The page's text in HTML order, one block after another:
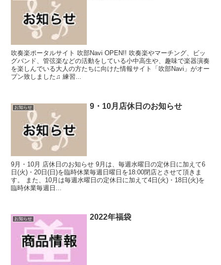
吹奏楽ポータルサイト 吹部Navi OPEN!! 吹奏楽やマーチング、ビッ
グバンド、管弦楽などの活動をしている小中高生や、趣味で楽器演奏
を楽しんでいる大人の方たちに向けた情報サイト「吹部Navi」がオー
プン致しました♫ 練習...
お知らせ 9・10月店休日のお知らせ
9月・10月 店休日のお知らせ 9月は、毎週水曜日の定休日に加えて6
日(火)・20日(日)を臨時休業毎週日曜日を18:00閉店とさせて頂きま
す。 また、10月は毎週水曜日の定休日に加えて4日(火)・18日(火)を
臨時休業毎週日...
お知らせ 2022年福袋